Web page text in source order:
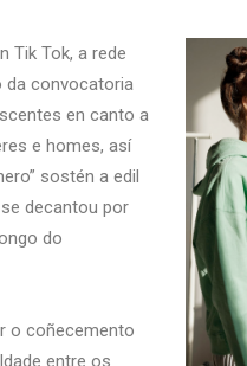
Tik Tok, a rede
da convocatoria
en canto a
e homes, así
sostén a edil
decantou por
do
o coñecemento
entre os